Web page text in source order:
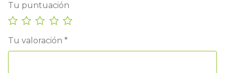
Tu puntuación
Tu valoración *